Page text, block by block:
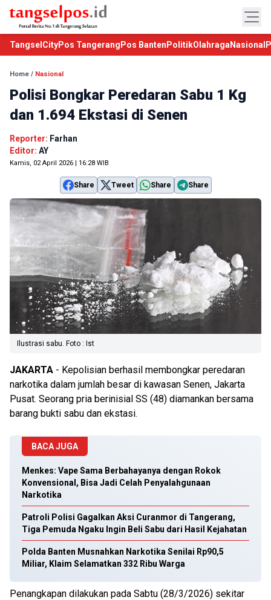
TangselCityPos Tangerang Pos Banten PolitikOlahraga Nasional
Home / Nasional
Polisi Bongkar Peredaran Sabu 1 Kg
dan 1.694 Ekstasi di Senen
Reporter: Farhan
Editor: AY
Kamis, 02 April 2026 | 16:28 WIB
Share Tweet Share Share
Ilustrasi sabu. Foto : Ist
JAKARTA - Kepolisian berhasil membongkar peredaran
narkotika dalam jumlah besar di kawasan Senen, Jakarta
Pusat. Seorang pria berinisial SS (48) diamankan bersama
barang bukti sabu dan ekstasi.
BACA JUGA
Menkes: Vape Sama Berbahayanya dengan Rokok
Konvensional, Bisa Jadi Celah Penyalahgunaan
Narkotika
Patroli Polisi Gagalkan Aksi Curanmor di Tangerang,
Tiga Pemuda Ngaku Ingin Beli Sabu dari Hasil Kejahatan
Polda Banten Musnahkan Narkotika Senilai Rp90,5
Miliar, Klaim Selamatkan 332 Ribu Warga
Penangkapan dilakukan pada Sabtu (28/3/2026) sekitar